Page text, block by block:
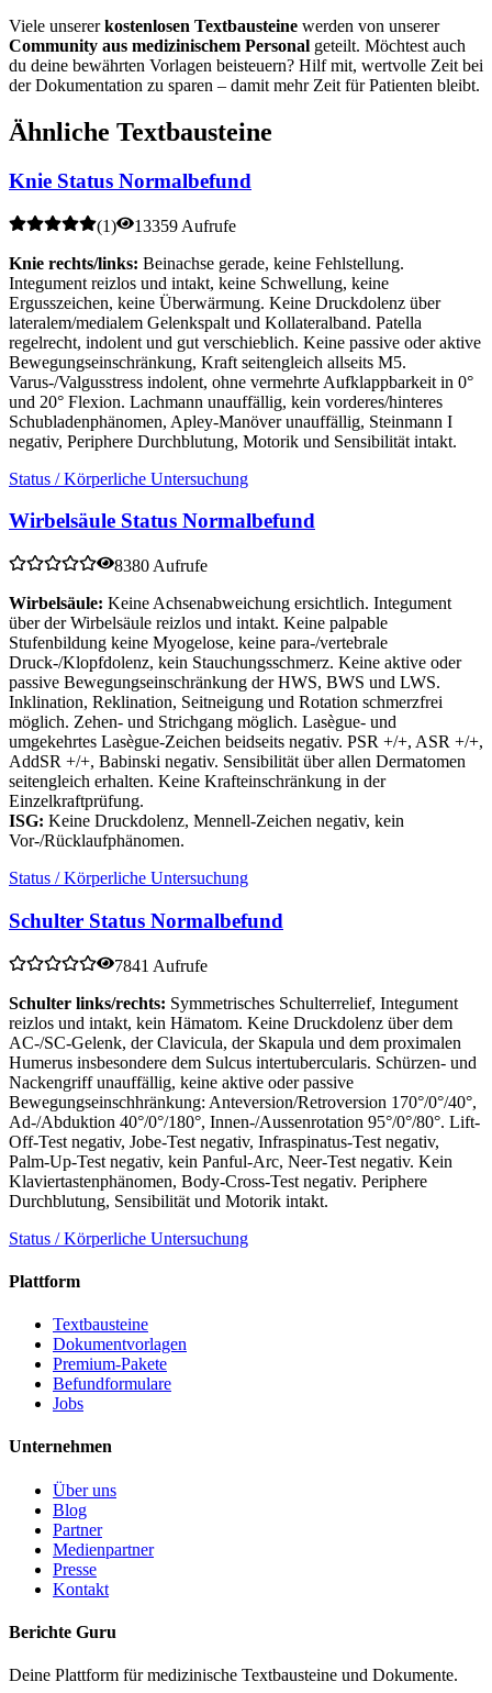
Viele unsererkostenlosen Textbausteine werden von unserer
Community aus medizinischem Personal geteilt. Möchtest auch
du deine bewährten Vorlagen beisteuern? Hilf mit, wertvolle Zeit bei
der Dokumentation zu sparen – damit mehr Zeit für Patienten bleibt.
Ähnliche Textbausteine
Knie Status Normalbefund
(1)
13359 Aufrufe
Knie rechts/links: Beinachse gerade, keine Fehlstellung.
Integument reizlos und intakt, keine Schwellung, keine
Ergusszeichen, keine Überwärmung. Keine Druckdolenz über
lateralem/medialem Gelenkspalt und Kollateralband. Patella
regelrecht, indolent und gut verschieblich. Keine passive oder aktive
Bewegungseinschränkung, Kraft seitengleich allseits M5.
Varus-/Valgusstress indolent, ohne vermehrte Aufklappbarkeit in 0°
und 20° Flexion. Lachmann unauffällig, kein vorderes/hinteres
Schubladenphänomen, Apley-Manöver unauffällig, Steinmann I
negativ, Periphere Durchblutung, Motorik und Sensibilität intakt.
Status / Körperliche Untersuchung
Wirbelsäule Status Normalbefund
8380 Aufrufe
Wirbelsäule: Keine Achsenabweichung ersichtlich. Integument
über der Wirbelsäule reizlos und intakt. Keine palpable
Stufenbildung keine Myogelose, keine para-/vertebrale
Druck-/Klopfdolenz, kein Stauchungsschmerz. Keine aktive oder
passive Bewegungseinschränkung der HWS, BWS und LWS.
Inklination, Reklination, Seitneigung und Rotation schmerzfrei
möglich. Zehen- und Strichgang möglich. Lasègue- und
umgekehrtes Lasègue-Zeichen beidseits negativ. PSR +/+, ASR +/+,
AddSR +/+, Babinski negativ. Sensibilität über allen Dermatomen
seitengleich erhalten. Keine Krafteinschränkung in der
Einzelkraftprüfung.
ISG: Keine Druckdolenz, Mennell-Zeichen negativ, kein
Vor-/Rücklaufphänomen.
Status / Körperliche Untersuchung
Schulter Status Normalbefund
7841 Aufrufe
Schulter links/rechts: Symmetrisches Schulterrelief, Integument
reizlos und intakt, kein Hämatom. Keine Druckdolenz über dem
AC-/SC-Gelenk, der Clavicula, der Skapula und dem proximalen
Humerus insbesondere dem Sulcus intertubercularis. Schürzen- und
Nackengriff unauffällig, keine aktive oder passive
Bewegungseinschhränkung: Anteversion/Retroversion 170°/0°/40°,
Ad-/Abduktion 40°/0°/180°, Innen-/Aussenrotation 95°/0°/80°. Lift-
Off-Test negativ, Jobe-Test negativ, Infraspinatus-Test negativ,
Palm-Up-Test negativ, kein Panful-Arc, Neer-Test negativ. Kein
Klaviertastenphänomen, Body-Cross-Test negativ. Periphere
Durchblutung, Sensibilität und Motorik intakt.
Status / Körperliche Untersuchung
Plattform
Textbausteine
Dokumentvorlagen
Premium-Pakete
Befundformulare
Jobs
Unternehmen
Über uns
Blog
Partner
Medienpartner
Presse
Kontakt
Berichte Guru
Deine Plattform für medizinische Textbausteine und Dokumente.